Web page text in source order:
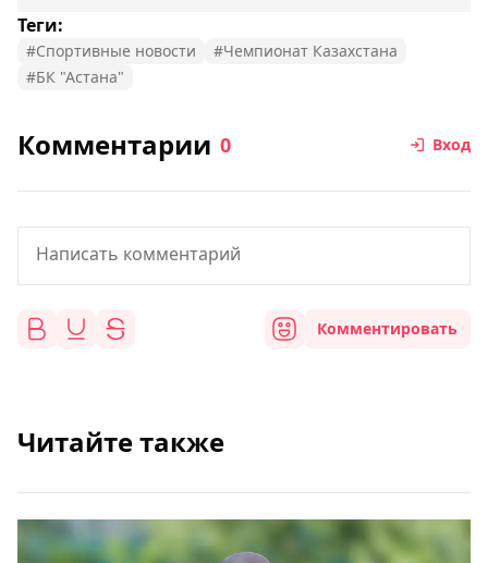
Теги:
#Спортивные новости
#Чемпионат Казахстана
#БК "Астана"
Комментарии 0 Вход
Комментировать
Читайте также